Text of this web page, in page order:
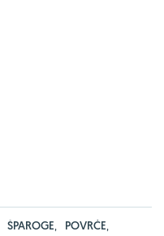
ŠPAROGE, POVRĆE,